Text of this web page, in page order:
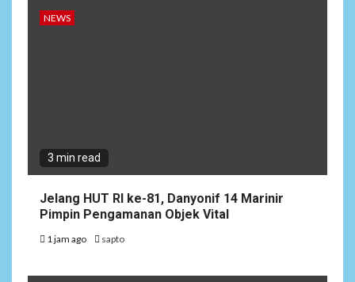
NEWS
3 min read
Jelang HUT RI ke-81, Danyonif 14 Marinir
Pimpin Pengamanan Objek Vital
1 jam ago sapto